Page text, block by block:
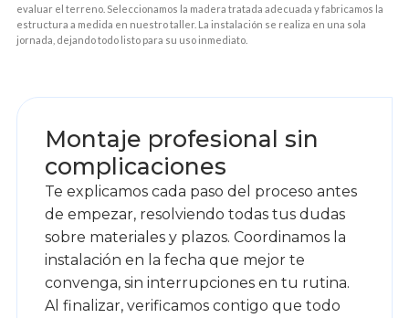
evaluar el terreno. Seleccionamos la madera tratada adecuada y fabricamos la
estructura a medida en nuestro taller. La instalación se realiza en una sola
jornada, dejando todo listo para su uso inmediato.
Montaje profesional sin
complicaciones
Te explicamos cada paso del proceso antes
de empezar, resolviendo todas tus dudas
sobre materiales y plazos. Coordinamos la
instalación en la fecha que mejor te
convenga, sin interrupciones en tu rutina.
Al finalizar, verificamos contigo que todo